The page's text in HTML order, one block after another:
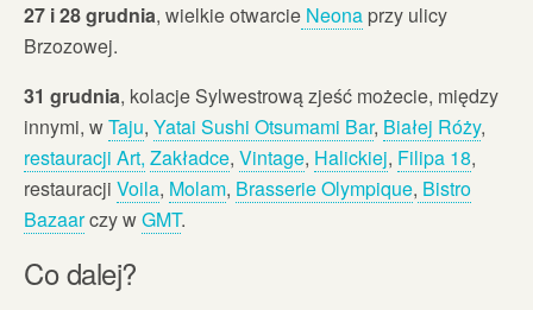
27 i 28 grudnia, wielkie otwarcie Neona przy ulicy
Brzozowej.
31 grudnia, kolacje Sylwestrową zjeść możecie, między
innymi, wTaju, Yatai Sushi Otsumami Bar, Białej Róży,
restauracji Art, Zakładce, Vintage, Halickiej, Filipa 18,
restauracji Voila, Molam, Brasserie Olympique, Bistro
Bazaarczy wGMT.
Co dalej?